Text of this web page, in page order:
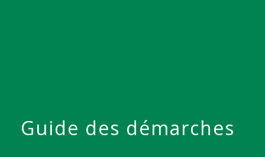
Guide des démarches